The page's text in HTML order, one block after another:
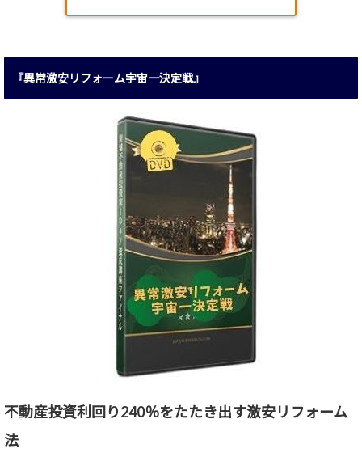
『異常激安リフォーム宇宙一決定戦』
不動産投資利回り240％をたたき出す激安リフォーム
法